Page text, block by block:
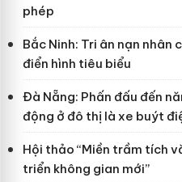
phép
Bắc Ninh: Tri ân nạn
điển hình tiêu biểu
Đà Nẵng: Phấn đấu đến
động ở đô thị là xe buýt
Hội thảo “Miền trầm tích
triển không gian mới”